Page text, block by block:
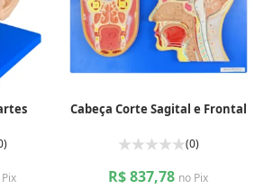
Cabeça Corte Sagital e Frontal
(0)
R$ 837,78 no Pix